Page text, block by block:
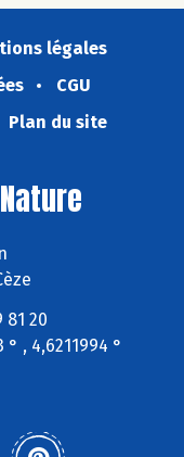
légales
CGU
Plan du site
20
° , 4,6211994 °